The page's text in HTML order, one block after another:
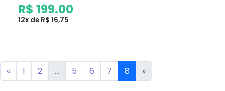
R$ 199.00
12x de R$ 16,75
« 1 2 ... 5 6 7 8 »